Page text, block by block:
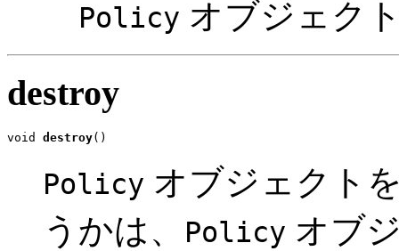
Policy オブジェク
destroy
void destroy()
Policy オブジェクト
うかは、
Policy オブ